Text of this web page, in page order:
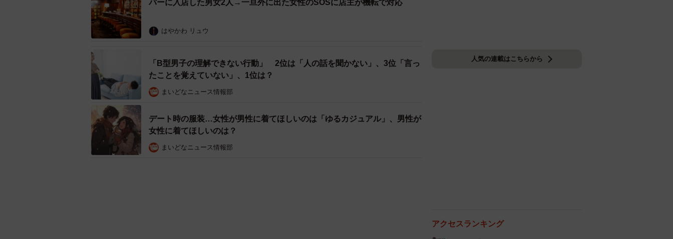
る」（16.9%）、「10～20％」（15.3％）、「20～30％」（13.6％）と続き、成功率はそこ
まで高くないことがうかがえました。
バーに入店した男女2人→一旦外に出た女性のSOSに店主が機転で対応
はやかわ リュウ
「B型男子の理解できない行動」 2位は「人の話を聞かない」、3位「言っ
たことを覚えていない」、1位は？
まいどなニュース情報部
デート時の服装…女性が男性に着てほしいのは「ゆるカジュアル」、男性が
女性に着てほしいのは？
まいどなニュース情報部
人気の連載はこちらから
アクセスランキング